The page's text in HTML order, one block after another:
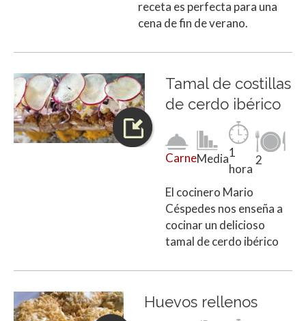
receta es perfecta para una
cena de fin de verano.
Tamal de costillas
de cerdo ibérico
CarneMedia1
hora
2
El cocinero Mario
Céspedes nos enseña a
cocinar un delicioso
tamal de cerdo ibérico
Huevos rellenos